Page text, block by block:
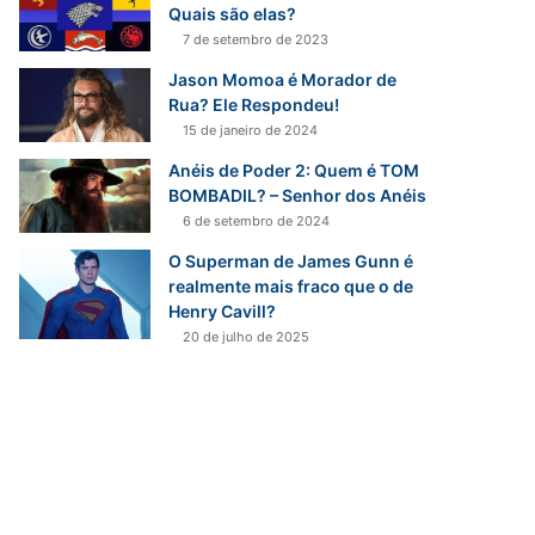
p
r
:
Quais são elas?
7 de setembro de 2023
Jason Momoa é Morador de
Rua? Ele Respondeu!
15 de janeiro de 2024
Anéis de Poder 2: Quem é TOM
BOMBADIL? – Senhor dos Anéis
6 de setembro de 2024
O Superman de James Gunn é
realmente mais fraco que o de
Henry Cavill?
20 de julho de 2025